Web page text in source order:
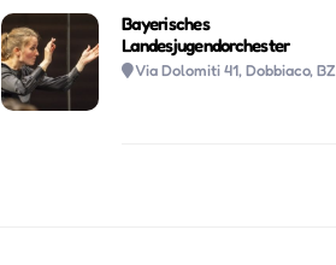
Bayerisches
Landesjugendorchester
Via Dolomiti 41, Dobbiaco, BZ